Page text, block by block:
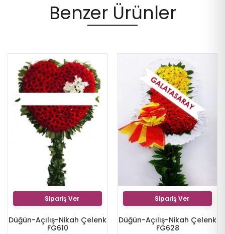
Benzer Ürünler
Sipariş Ver
Düğün-Açılış-Nikah Çelenk
FG610
Sipariş Ver
Düğün-Açılış-Nikah Çelenk
FG628